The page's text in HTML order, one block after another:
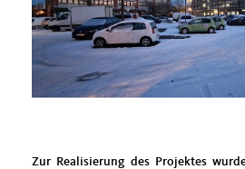
Zur Realisierung des Projektes